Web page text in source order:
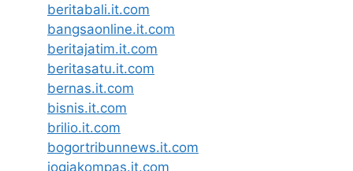
beritabali.it.com
bangsaonline.it.com
beritajatim.it.com
beritasatu.it.com
bernas.it.com
bisnis.it.com
brilio.it.com
bogortribunnews.it.com
jogjakompas.it.com